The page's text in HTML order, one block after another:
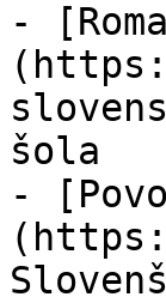
-
šola
-